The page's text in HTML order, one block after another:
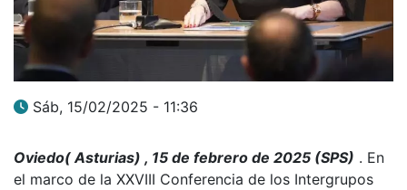
Sáb, 15/02/2025 - 11:36
Oviedo( Asturias) , 15 de febrero de 2025 (SPS) . En
el marco de la XXVIII Conferencia de los Intergrupos